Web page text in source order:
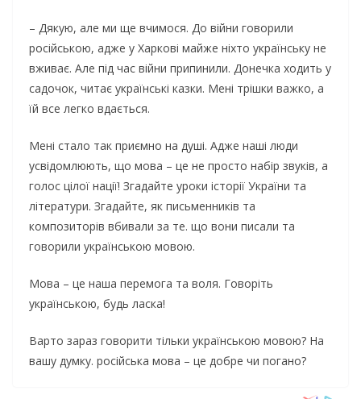
– Дякую, але ми ще вчимося. До війни говорили
російською, адже у Харкові майже ніхто українську не
вживає. Але під час війни припинили. Донечка ходить у
садочок, читає українські казки. Мені трішки важко, а
їй все легко вдається.
Мені стало так приємно на душі. Адже наші люди
усвідомлюють, що мова – це не просто набір звуків, а
голос цілої нації! Згадайте уроки історії України та
літератури. Згадайте, як письменників та
композиторів вбивали за те. що вони писали та
говорили українською мовою.
Мова – це наша перемога та воля. Говоріть
українською, будь ласка!
Варто зараз говорити тільки українською мовою? На
вашу думку. російська мова – це добре чи погано?